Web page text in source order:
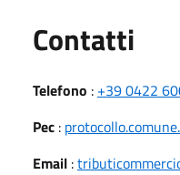
Contatti
Telefono : +39 0422
Pec :
Email :